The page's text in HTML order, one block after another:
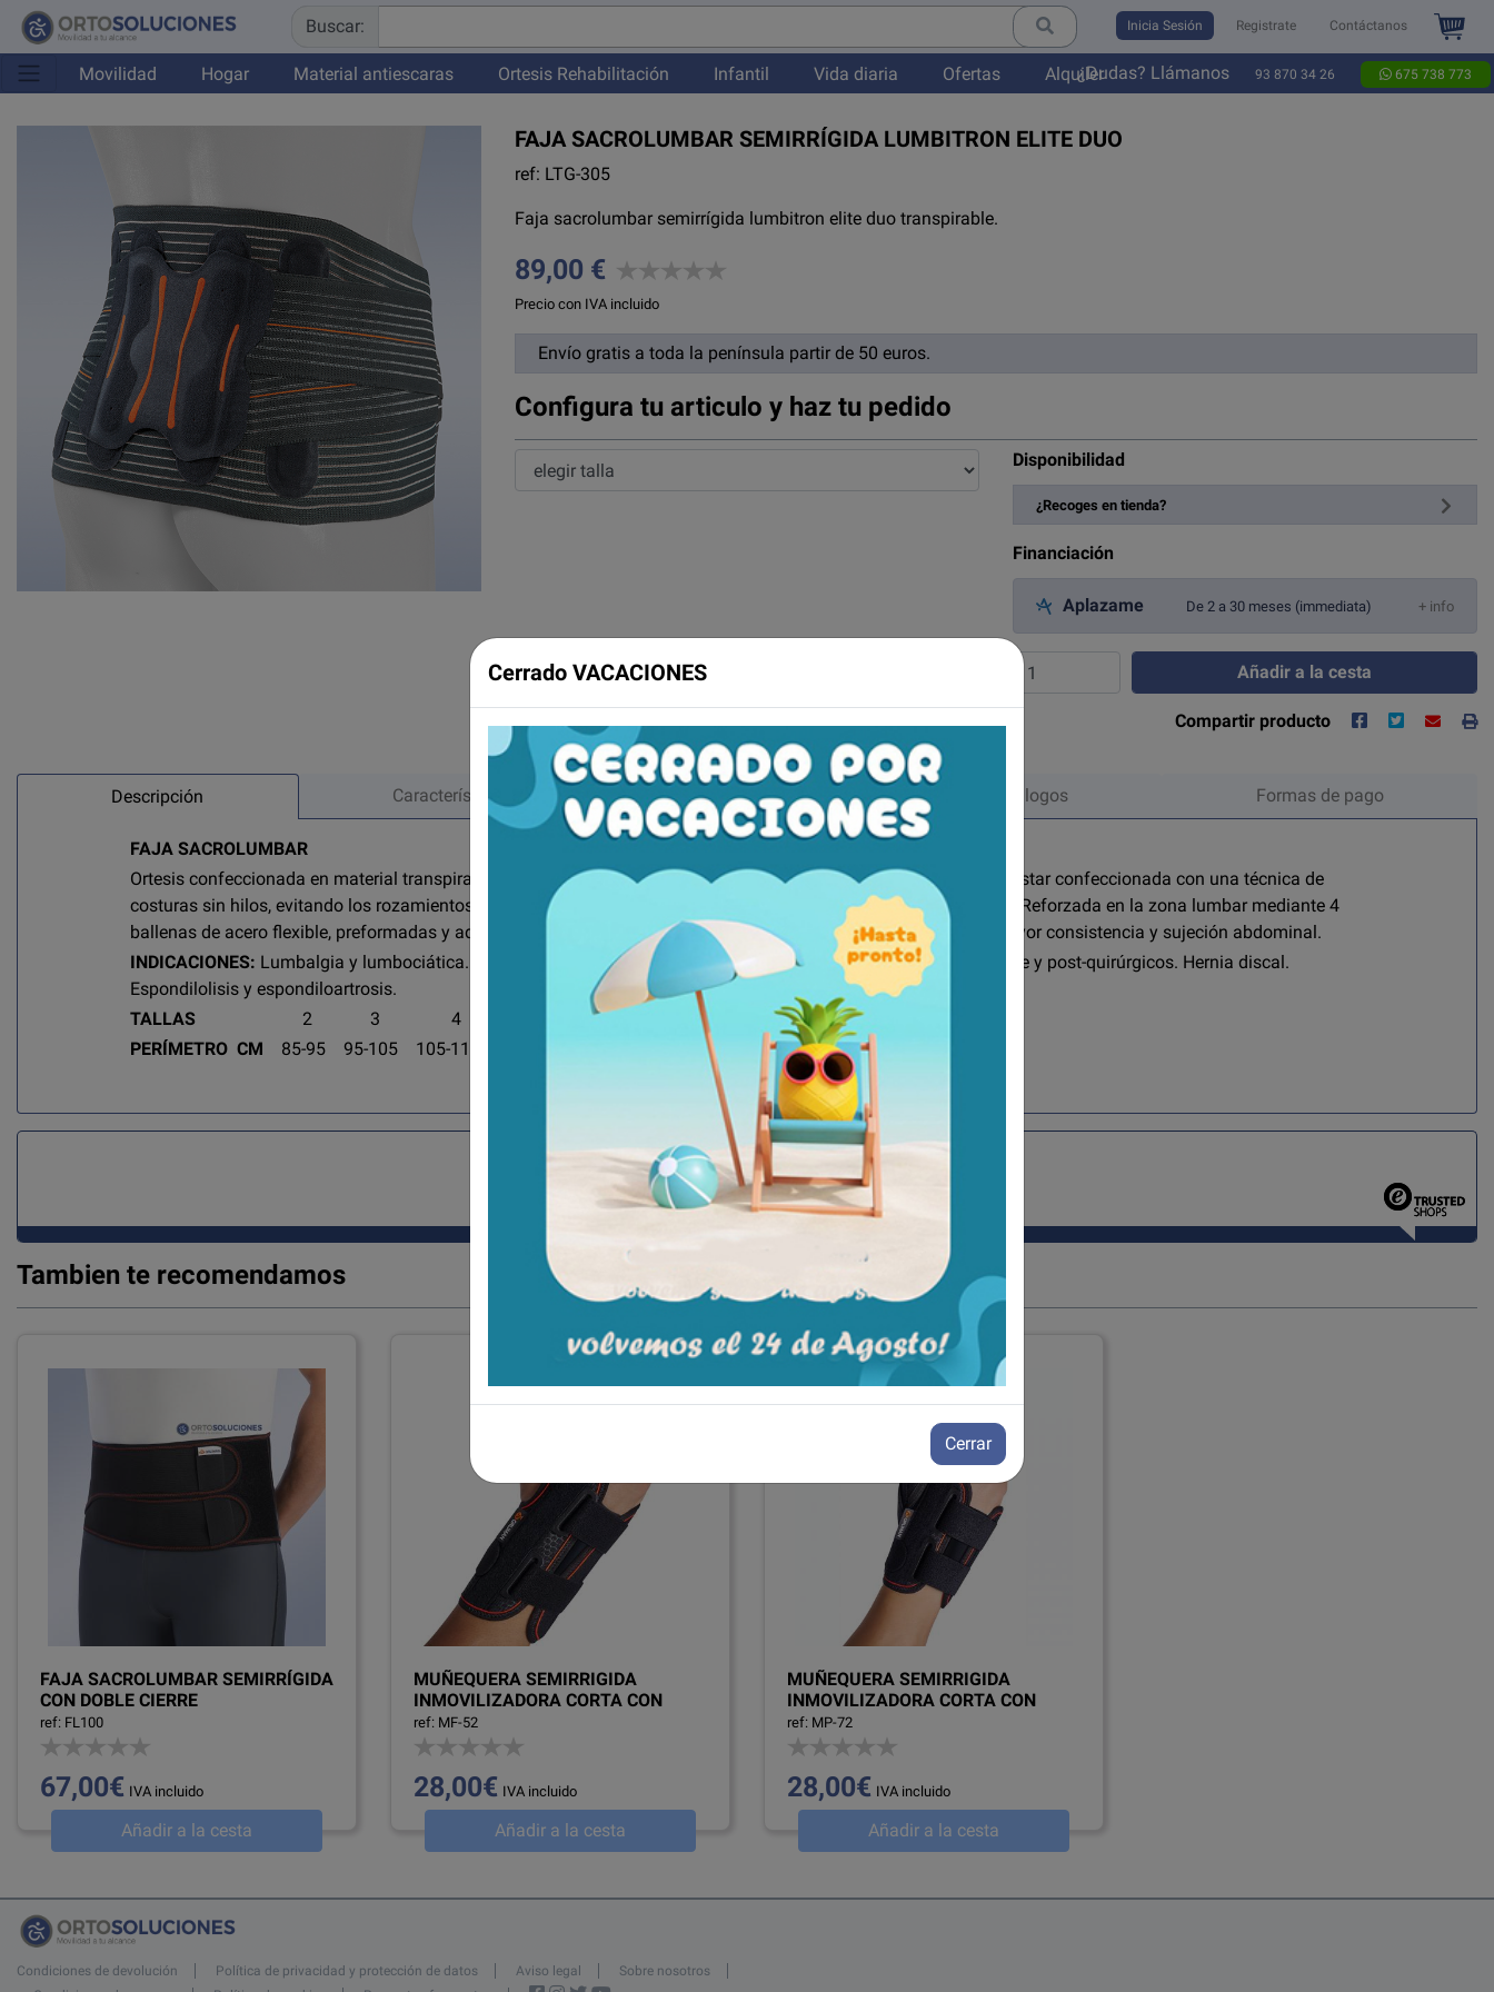
Buscar: Inicia Sesión Registrate Contáctanos
Movilidad Hogar Material antiescaras Ortesis Rehabilitación Infantil Vida diaria Ofertas Alquiler¿Dudas? Llámanos 93 870 34 26 675 738 773
FAJA SACROLUMBAR SEMIRRÍGIDA LUMBITRON ELITE DUO
ref: LTG-305
Faja sacrolumbar semirrígida lumbitron elite duo transpirable.
89,00 €
Precio con IVA incluido
Envío gratis a toda la península partir de 50 euros.
Configura tu articulo y haz tu pedido
Disponibilidad
¿Recoges en tienda?
Financiación
Aplazame De 2 a 30 meses (immediata) + info
Añadir a la cesta
Compartir producto
Descripción Características Ficha técnica Catálogos Formas de pago
FAJA SACROLUMBAR
Ortesis confeccionada en material transpirable multibanda, el cual nos proporciona una compresión uniforme al estar confeccionada con una técnica de
costuras sin hilos, evitando los rozamientos molestos y la pérdida de compresión sobre la superficie del paciente. Reforzada en la zona lumbar mediante 4
ballenas de acero flexible, preformadas y adaptables. En su cara anterior incluye 2 ballenas flexibles para una mayor consistencia y sujeción abdominal.
INDICACIONES: Lumbalgia y lumbociática. Procesos degenerativos. Atonía y debilidad muscular. Tratamientos pre y post-quirúrgicos. Hernia discal.
Espondilolisis y espondiloartrosis.
TALLAS 2 3 4 5
PERÍMETRO CM 85-95 95-105 105-115 115-125
Aún no existen valoraciones para este producto.
Tambien te recomendamos
FAJA SACROLUMBAR SEMIRRÍGIDA
CON DOBLE CIERRE
ref: FL100
67,00€ IVA incluido
Añadir a la cesta
MUÑEQUERA SEMIRRIGIDA
INMOVILIZADORA CORTA CON
FERULA PALMAR
ref: MF-52
28,00€ IVA incluido
Añadir a la cesta
MUÑEQUERA SEMIRRIGIDA
INMOVILIZADORA CORTA CON
FERULA DE PULGAR
ref: MP-72
28,00€ IVA incluido
Añadir a la cesta
Condiciones de devolución Política de privacidad y protección de datos Aviso legal
Sobre nosotros
Cerrado VACACIONES
Cerrar